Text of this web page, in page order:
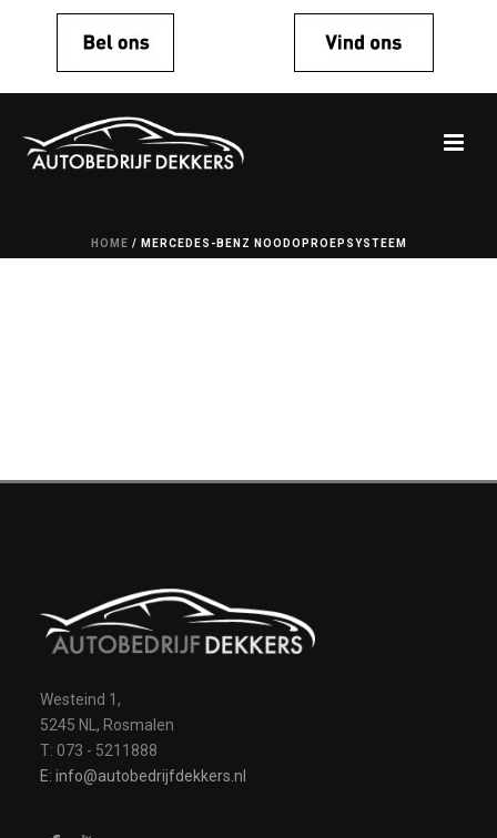
HOME / MERCEDES-BENZ NOODOPROEPSYSTEEM
Westeind 1,
5245 NL, Rosmalen
T: 073 - 5211888
E: info@autobedrijfdekkers.nl